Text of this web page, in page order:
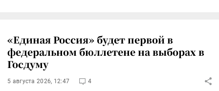
«Единая Россия» будет первой в
федеральном бюллетене на выборах в
Госдуму
5 августа 2026, 12:47 4